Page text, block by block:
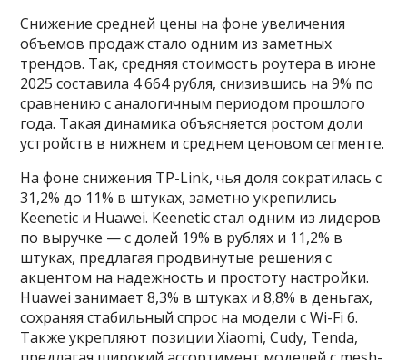
Снижение средней цены на фоне увеличения
объемов продаж стало одним из заметных
трендов. Так, средняя стоимость роутера в июне
2025 составила 4 664 рубля, снизившись на 9% по
сравнению с аналогичным периодом прошлого
года. Такая динамика объясняется ростом доли
устройств в нижнем и среднем ценовом сегменте.
На фоне снижения TP-Link, чья доля сократилась с
31,2% до 11% в штуках, заметно укрепились
Keenetic и Huawei. Keenetic стал одним из лидеров
по выручке — с долей 19% в рублях и 11,2% в
штуках, предлагая продвинутые решения с
акцентом на надежность и простоту настройки.
Huawei занимает 8,3% в штуках и 8,8% в деньгах,
сохраняя стабильный спрос на модели с Wi-Fi 6.
Также укрепляют позиции Xiaomi, Cudy, Tenda,